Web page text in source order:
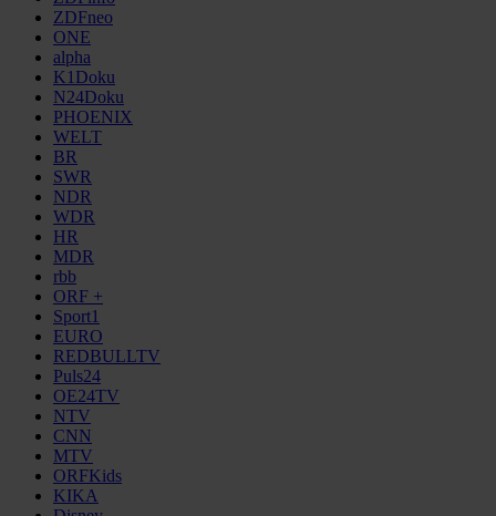
ZDFneo
ONE
alpha
K1Doku
N24Doku
PHOENIX
WELT
BR
SWR
NDR
WDR
HR
MDR
rbb
ORF +
Sport1
EURO
REDBULLTV
Puls24
OE24TV
NTV
CNN
MTV
ORFKids
KIKA